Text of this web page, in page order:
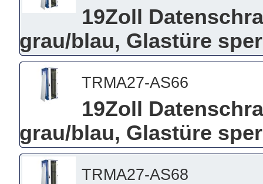
19Zoll
grau/blau, Glastüre
TRMA27-AS66
19Zoll
grau/blau, Glastüre
TRMA27-AS68